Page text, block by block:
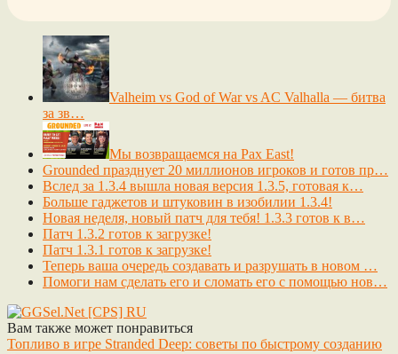
Valheim vs God of War vs AC Valhalla — битва
за зв…
Мы возвращаемся на Pax East!
Grounded празднует 20 миллионов игроков и готов пр…
Вслед за 1.3.4 вышла новая версия 1.3.5, готовая к…
Больше гаджетов и штуковин в изобилии 1.3.4!
Новая неделя, новый патч для тебя! 1.3.3 готов к в…
Патч 1.3.2 готов к загрузке!
Патч 1.3.1 готов к загрузке!
Теперь ваша очередь создавать и разрушать в новом …
Помоги нам сделать его и сломать его с помощью нов…
Вам также может понравиться
Топливо в игре Stranded Deep: советы по быстрому созданию